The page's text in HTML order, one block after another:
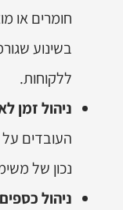
חומרים או
בשינוע
ללקוחות.
ניהול זמן
העובדים
נכון של
ניהול